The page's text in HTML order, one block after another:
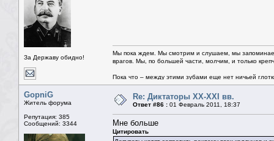
За Державу обидно!
Мы пока ждем. Мы смотрим и слушаем, мы
врагов. Мы, по большей части, молчим, и только
Пока что – между этими зубами еще нет ничьей
GopniG
Житель форума
Репутация: 385
Сообщений: 3344
Re: Диктаторы XX-XXI вв.
Ответ #86 : 01 Февраль 2011, 18:37
Мне больше
Цитировать